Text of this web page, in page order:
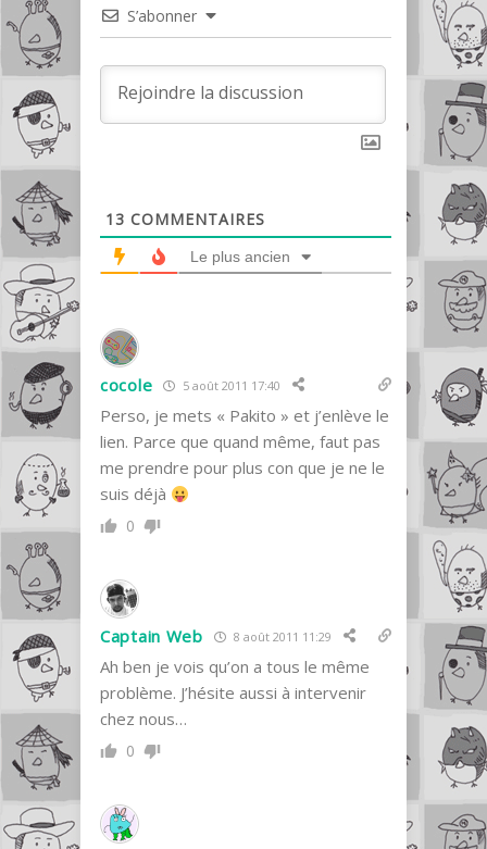
S’abonner
13 COMMENTAIRES
Le plus ancien
cocole 5 août 2011 17:40
Perso, je mets « Pakito » et j’enlève le
lien. Parce que quand même, faut pas
me prendre pour plus con que je ne le
suis déjà
0
Captain Web 8 août 2011 11:29
Ah ben je vois qu’on a tous le même
problème. J’hésite aussi à intervenir
chez nous…
0